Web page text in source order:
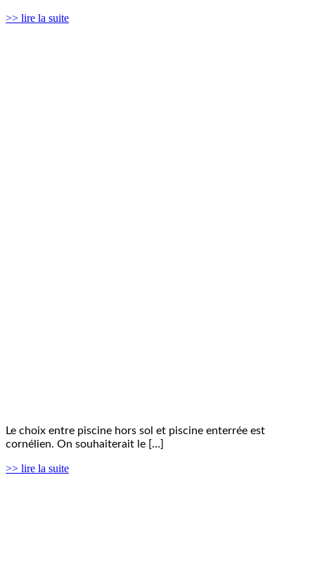
>> lire la suite
Le choix entre piscine hors sol et piscine enterrée est
cornélien. On souhaiterait le […]
>> lire la suite